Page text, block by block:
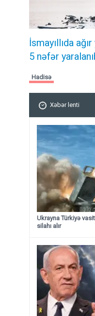
İsmayıllıda
5 nəfər
Hadisə
Xəbər lenti
Ukrayna Türkiyə
silahı alır